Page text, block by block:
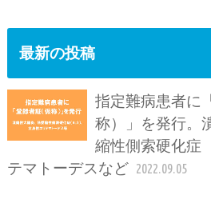
最新の投稿
指定難病患者に
称）」を発行。
縮性側索硬化症
テマトーデスなど 2022.09.05